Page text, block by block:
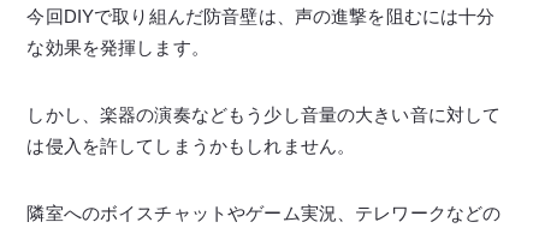
今回DIYで取り組んだ防音壁は、声の進撃を阻むには十分
な効果を発揮します。
しかし、楽器の演奏などもう少し音量の大きい音に対して
は侵入を許してしまうかもしれません。
隣室へのボイスチャットやゲーム実況、テレワークなどの